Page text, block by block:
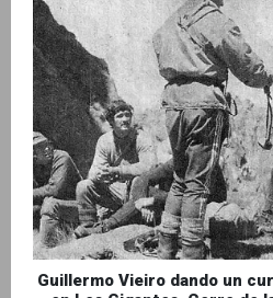
Guillermo Vieiro dando un